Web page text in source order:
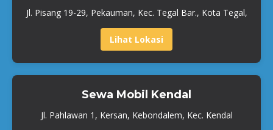
Jl. Pisang 19-29, Pekauman, Kec. Tegal Bar., Kota Tegal,
Lihat Lokasi
Sewa Mobil Kendal
Jl. Pahlawan 1, Kersan, Kebondalem, Kec. Kendal